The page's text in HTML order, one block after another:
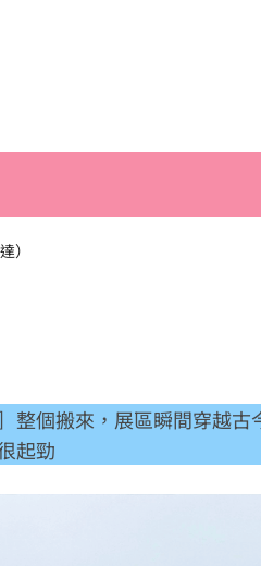
）
整個搬來，展區瞬間穿越古
起勁